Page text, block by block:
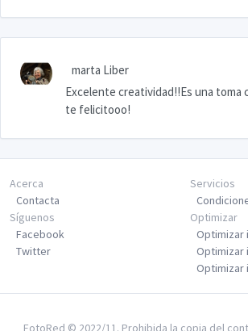
marta Liber
Excelente creatividad!!Es una toma
te felicitooo!
Acerca
Contacta
Servicios
Síguenos
Facebook
Twitter
Optimizar
Optimizar
Optimizar
Optimizar
FotoRed © 2022/11. Prohibida la copia del